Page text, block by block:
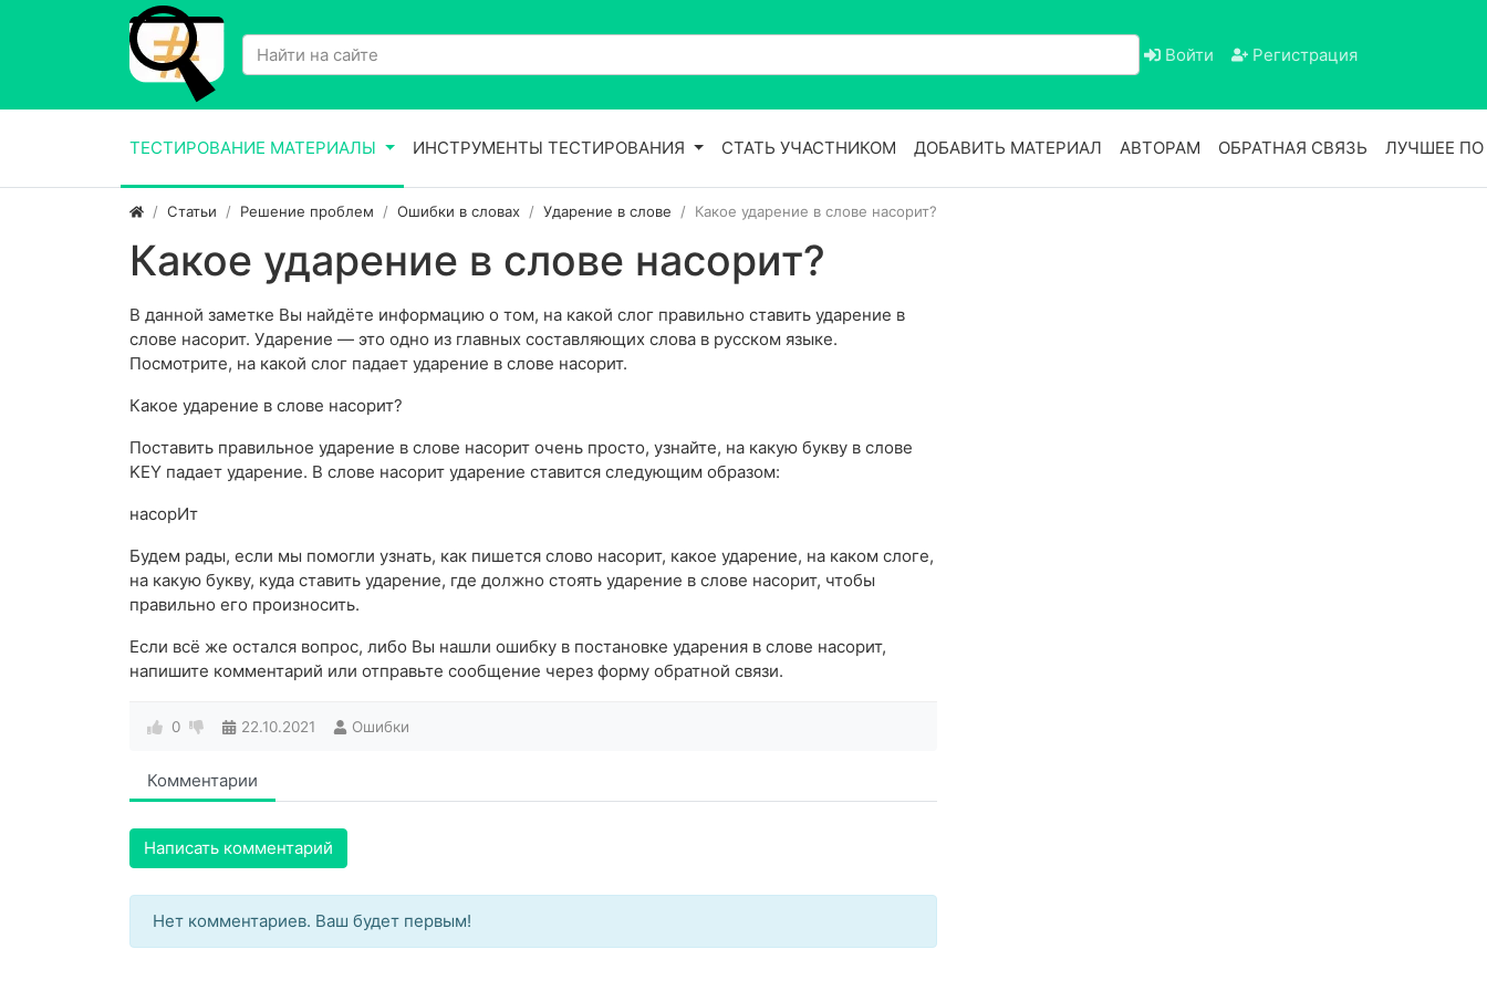
Войти Регистрация
ТЕСТИРОВАНИЕ МАТЕРИАЛЫ ИНСТРУМЕНТЫ ТЕСТИРОВАНИЯ СТАТЬ УЧАСТНИКОМ ДОБАВИТЬ МАТЕРИАЛ АВТОРАМ ОБРАТНАЯ СВЯЗЬ ЛУЧШЕЕ
Статьи Решение проблем Ошибки в словах Ударение в слове Какое ударение в слове насорит?
Какое ударение в слове насорит?
В данной заметке Вы найдёте информацию о том, на какой слог правильно ставить ударение в
слове насорит. Ударение — это одно из главных составляющих слова в русском языке.
Посмотрите, на какой слог падает ударение в слове насорит.
Какое ударение в слове насорит?
Поставить правильное ударение в слове насорит очень просто, узнайте, на какую букву в слове
KEY падает ударение. В слове насорит ударение ставится следующим образом:
насорИт
Будем рады, если мы помогли узнать, как пишется слово насорит, какое ударение, на каком слоге,
на какую букву, куда ставить ударение, где должно стоять ударение в слове насорит, чтобы
правильно его произносить.
Если всё же остался вопрос, либо Вы нашли ошибку в постановке ударения в слове насорит,
напишите комментарий или отправьте сообщение через форму обратной связи.
0 22.10.2021 Ошибки
Комментарии
Написать комментарий
Нет комментариев. Ваш будет первым!